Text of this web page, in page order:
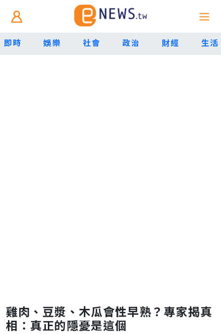
即時 娛樂 社會 政治 財經 生活
雞肉、豆漿、木瓜會性早熟？專家揭真
相：真正的隱憂是這個